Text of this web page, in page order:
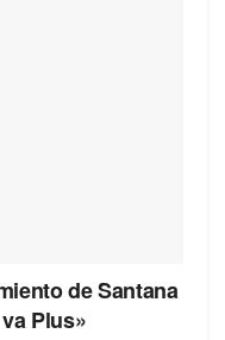
de Santana
Plus»